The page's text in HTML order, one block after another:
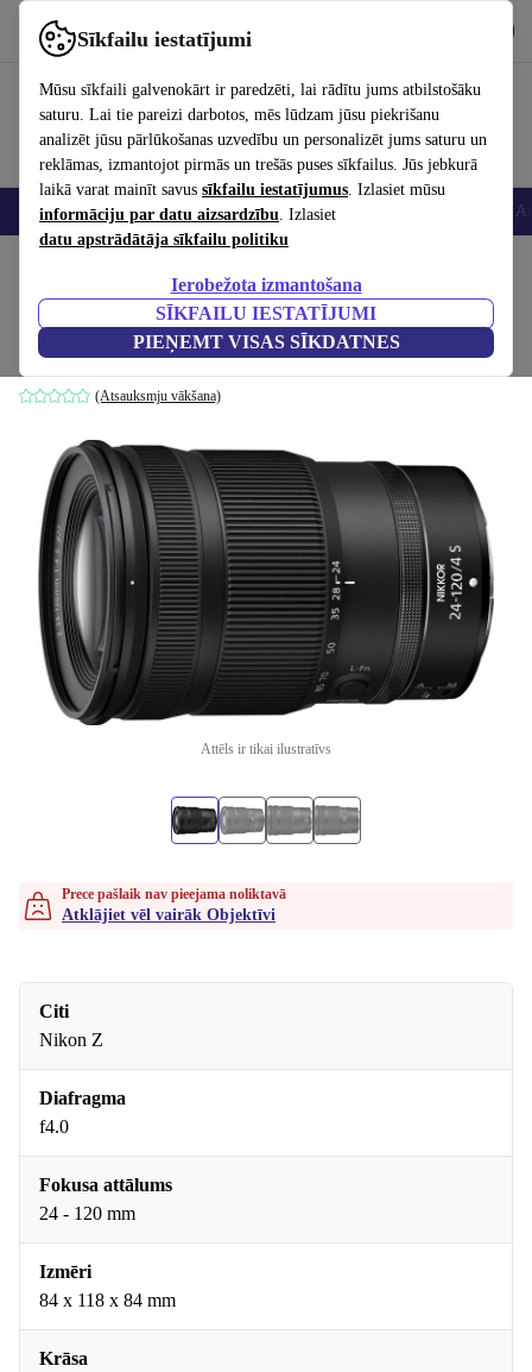
Sīkfailu iestatījumi
Mūsu sīkfaili galvenokārt ir paredzēti, lai rādītu jums atbilstošāku
saturu. Lai tie pareizi darbotos, mēs lūdzam jūsu piekrišanu
analizēt jūsu pārlūkošanas uzvedību un personalizēt jums saturu un
reklāmas, izmantojot pirmās un trešās puses sīkfailus. Jūs jebkurā
laikā varat mainīt savus sīkfailu iestatījumus. Izlasiet mūsu
informāciju par datu aizsardzību. Izlasiet
datu apstrādātāja sīkfailu politiku
Ierobežota izmantošana
SĪKFAILU IESTATĪJUMI
PIEŅEMT VISAS SĪKDATNES
Izmantojiet refurbed ātri un viegli
Viedtālruņi Portatīvie datori Planšetes Viedpulksteņi
Nikon Z 24-120mm 4.0 S
Melns
(Atsauksmju vākšana)
Attēls ir tikai ilustratīvs
Prece pašlaik nav pieejama noliktavā
Atklājiet vēl vairāk Objektīvi
Citi
Nikon Z
Diafragma
f4.0
Fokusa attālums
24 - 120 mm
Izmēri
84 x 118 x 84 mm
Krāsa